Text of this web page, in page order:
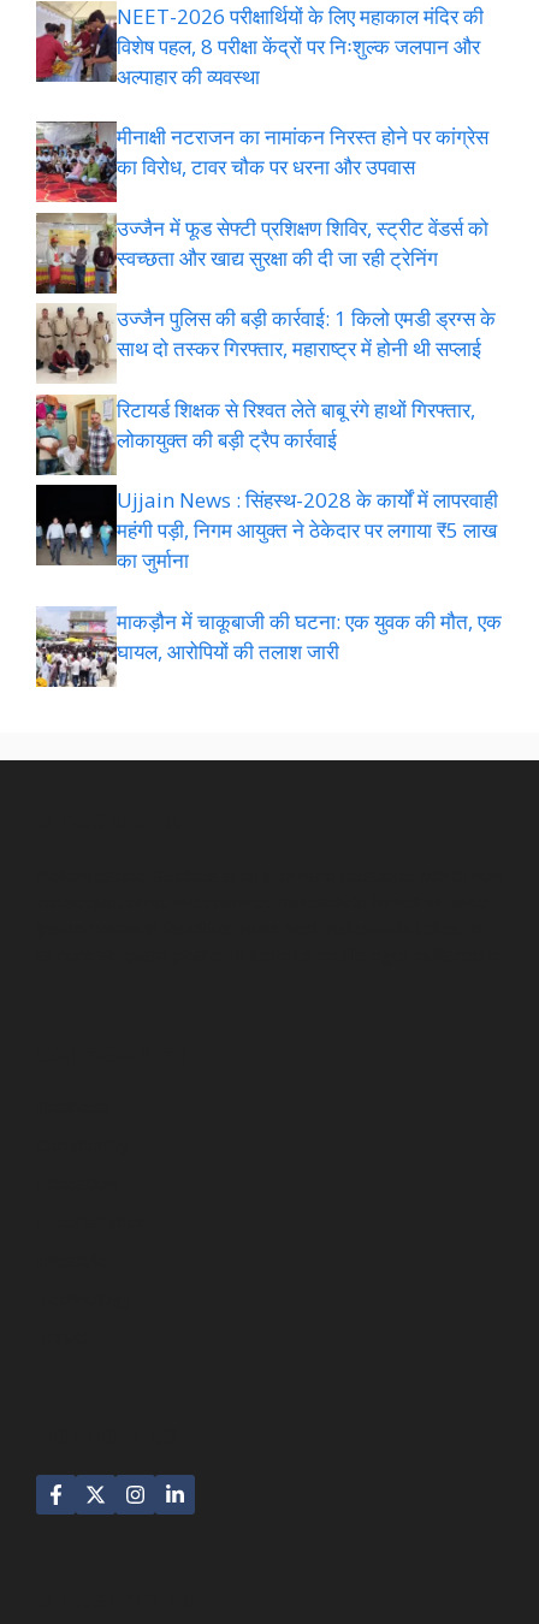
NEET-2026 परीक्षार्थियों के लिए महाकाल मंदिर की
विशेष पहल, 8 परीक्षा केंद्रों पर निःशुल्क जलपान और
अल्पाहार की व्यवस्था
मीनाक्षी नटराजन का नामांकन निरस्त होने पर कांग्रेस
का विरोध, टावर चौक पर धरना और उपवास
उज्जैन में फूड सेफ्टी प्रशिक्षण शिविर, स्ट्रीट वेंडर्स को
स्वच्छता और खाद्य सुरक्षा की दी जा रही ट्रेनिंग
उज्जैन पुलिस की बड़ी कार्रवाई: 1 किलो एमडी ड्रग्स के
साथ दो तस्कर गिरफ्तार, महाराष्ट्र में होनी थी सप्लाई
रिटायर्ड शिक्षक से रिश्वत लेते बाबू रंगे हाथों गिरफ्तार,
लोकायुक्त की बड़ी ट्रैप कार्रवाई
Ujjain News : सिंहस्थ-2028 के कार्यों में लापरवाही
महंगी पड़ी, निगम आयुक्त ने ठेकेदार पर लगाया ₹5 लाख
का जुर्माना
माकड़ौन में चाकूबाजी की घटना: एक युवक की मौत, एक
घायल, आरोपियों की तलाश जारी